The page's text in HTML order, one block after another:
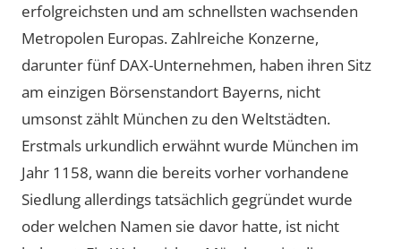
erfolgreichsten und am schnellsten wachsenden
Metropolen Europas. Zahlreiche Konzerne,
darunter fünf DAX-Unternehmen, haben ihren Sitz
am einzigen Börsenstandort Bayerns, nicht
umsonst zählt München zu den Weltstädten.
Erstmals urkundlich erwähnt wurde München im
Jahr 1158, wann die bereits vorher vorhandene
Siedlung allerdings tatsächlich gegründet wurde
oder welchen Namen sie davor hatte, ist nicht